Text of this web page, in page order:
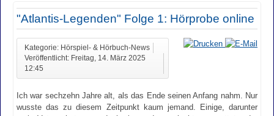
"Atlantis-Legenden" Folge 1: Hörprobe online
Kategorie: Hörspiel- & Hörbuch-News
Veröffentlicht: Freitag, 14. März 2025
12:45
Ich war sechzehn Jahre alt, als das Ende seinen Anfang nahm. Nur
wusste das zu diesem Zeitpunkt kaum jemand. Einige, darunter